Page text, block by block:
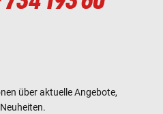
über aktuelle Angebote,